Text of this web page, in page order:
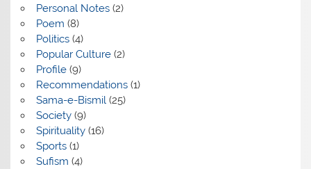
Personal Notes(2)
Poem (8)
Politics(4)
Popular Culture(2)
Profile(9)
Recommendations(1)
Sama-e-Bismil(25)
Society(9)
Spirituality(16)
Sports(1)
Sufism (4)